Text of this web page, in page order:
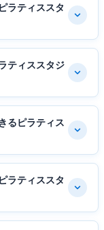
ラティススタ
ティススタジ
るピラティス
ラティススタ